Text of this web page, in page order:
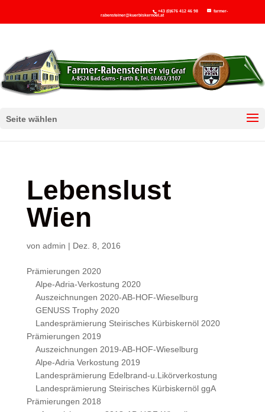
+43 (0)676 412 46 98
farmer-
rabensteiner@kuerbiskernoel.at
Seite wählen
Lebenslust
Wien
von admin | Dez. 8, 2016
Prämierungen 2020
Alpe-Adria-Verkostung 2020
Auszeichnungen 2020-AB-HOF-Wieselburg
GENUSS Trophy 2020
Landesprämierung Steirisches Kürbiskernöl 2020
Prämierungen 2019
Auszeichnungen 2019-AB-HOF-Wieselburg
Alpe-Adria Verkostung 2019
Landesprämierung Edelbrand-u.Likörverkostung
Landesprämierung Steirisches Kürbiskernöl ggA
Prämierungen 2018